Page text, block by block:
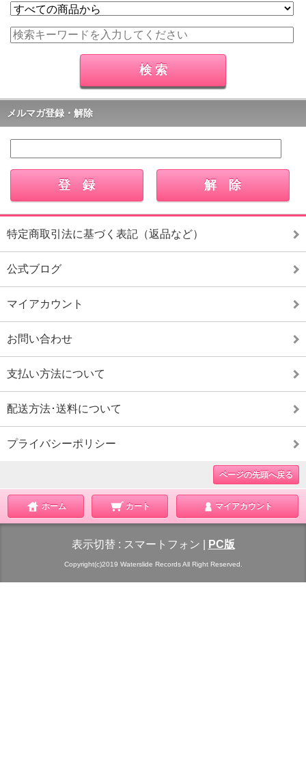
メルマガ登録・解除
特定商取引法に基づく表記（返品など）
公式ブログ
マイアカウント
お問い合わせ
支払い方法について
配送方法･送料について
プライバシーポリシー
ページの先頭へ戻る
ホーム カート マイアカウント
表示切替 : スマートフォン PC版
Copyright(c)2019 Waterslide Records All Right Reserved.